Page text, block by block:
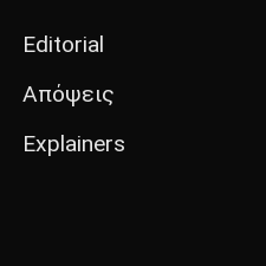
Editorial
Απόψεις
Explainers